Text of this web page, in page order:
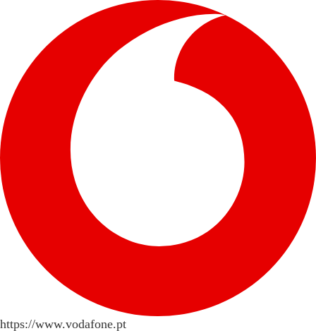
https://www.vodafone.pt